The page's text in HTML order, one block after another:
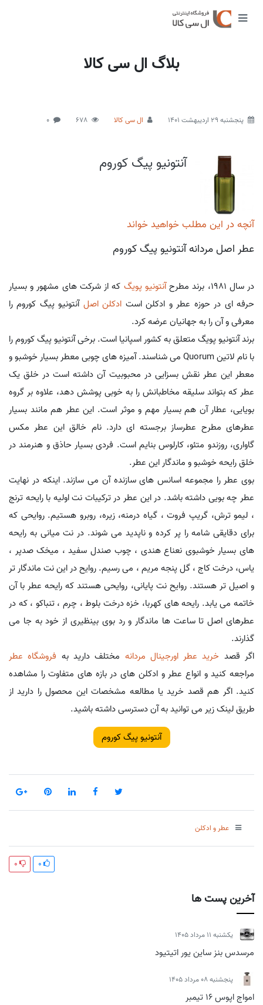
بلاگ ال سی کالا
آخرین پست ها
يكشنبه 11 مرداد 1405
مرسدس بنز ساین یور اتیتیود
پنجشنبه 08 مرداد 1405
امواج اپوس 16 تیمبر
پنجشنبه 29 اردیبهشت 1401 ال سی کالا 678
0
آنتونیو پیگ کوروم
آنچه در این مطلب خواهید خواند
عطر اصل مردانه آنتونیو پیگ کوروم
در سال 1981، برند مطرح آنتونیو پویگ که از شرکت های مشهور و بسیار
حرفه ای در حوزه عطر و ادکلن است ادکلن اصل آنتونیو پیگ کوروم را
معرفی و آن را به جهانیان عرضه کرد.
برند آنتونیو پویگ متعلق به کشور اسپانیا است. برخی آنتونیو پیگ کوروم را
با نام لاتین Quorum می شناسند. آمیزه های چوبی معطر بسیار خوشبو و
معطر این عطر نقش بسزایی در محبوبیت آن داشته است در خلق یک
عطر که بتواند سلیقه مخاطبانش را به خوبی پوشش دهد، علاوه بر گروه
بویایی، عطار آن هم بسیار مهم و موثر است. این عطر هم مانند بسیار
عطرهای مطرح عطرساز برجسته ای دارد. نام خالق این عطر مکس
گاواری، روزندو متئو، کارلوس بنایم است. فردی بسیار حاذق و هنرمند در
خلق رایحه خوشبو و ماندگار این عطر.
بوی عطر را مجموعه اسانس های سازنده آن می سازند. اینکه در نهایت
عطر چه بویی داشته باشد. در این عطر در ترکیبات نت اولیه با رایحه ترنج
، لیمو ترش، گریپ فروت ، گیاه درمنه، زیره، روبرو هستیم. روایحی که
برای دقایقی شامه را پر کرده و ناپدید می شوند. در نت میانی به رایحه
های بسیار خوشبوی نعناع هندی ، چوب صندل سفید ، میخک صدپر ،
یاس، درخت کاج ، گل پنجه مریم ، می رسیم. روایح در این نت ماندگار تر
و اصیل تر هستند. روایح نت پایانی، روایحی هستند که رایحه عطر با آن
خاتمه می یابد. رایحه های کهربا، خزه درخت بلوط ، چرم ، تنباکو ، که در
عطرهای اصل تا ساعت ها ماندگار و رد بوی بینظیری از خود به جا می
گذارند.
اگر قصد خرید عطر اورجینال مردانه مختلف دارید به فروشگاه عطر
مراجعه کنید و انواع عطر و ادکلن های در بازه های متفاوت را مشاهده
کنید. اگر هم قصد خرید یا مطالعه مشخصات این محصول را دارید از
طریق لینک زیر می توانید به آن دسترسی داشته باشید.
آنتونیو پیگ کوروم
عطر و ادکلن